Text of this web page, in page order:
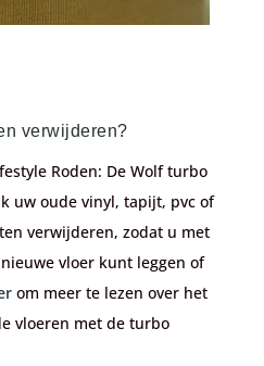
verwijderen?
Roden: De Wolf turbo
uw oude vinyl, tapijt, pvc of
verwijderen, zodat u met
vloer kunt leggen of
om meer te lezen over het
vloeren met de turbo